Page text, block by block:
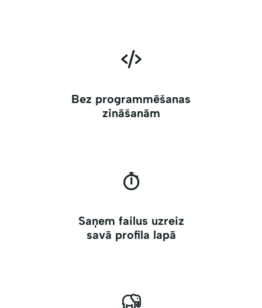
Bez programmēšanas
zināšanām
Saņem failus uzreiz
savā profila lapā